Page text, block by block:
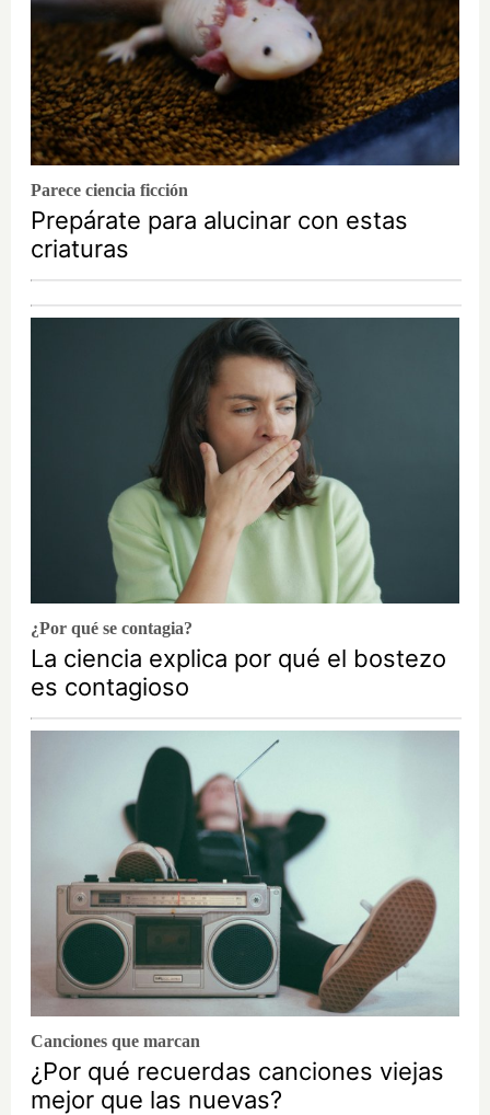
Parece ciencia ficción
Prepárate para alucinar con estas
criaturas
¿Por qué se contagia?
La ciencia explica por qué el bostezo
es contagioso
Canciones que marcan
¿Por qué recuerdas canciones viejas
mejor que las nuevas?